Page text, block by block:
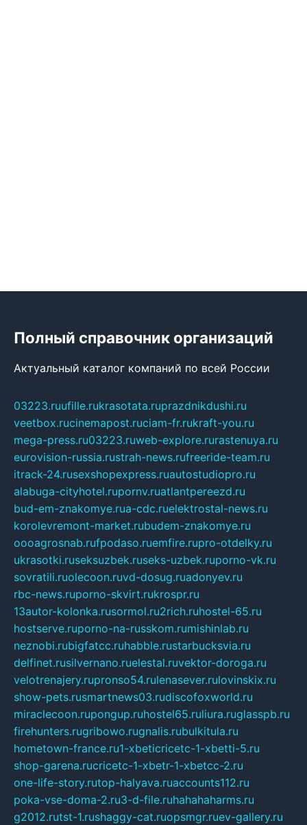
Полный справочник организаций
Актуальный каталог компаний по всей России
03223.ruufille.rukrasotata.ruprazdnikdushi.ru
veetbox.rucinemapost.ruciam-fr.rukraft-you.ru
mega-press.ru03223.ruweb-explore.rurastenuya.ru
eurovision-russia.rustrah-news.rufreeride-team.ru
itrack-24.rusexshopexpress.ruautostudiopro.ru
alabuga-cityhotel.rupornv.ruatlantpereezd.ru
bud-em-znakomye.rua-cdc.ruelektrostal-news.ru
korolevremont-market.rubudem-znakomye.ru
oooagrosnab.rufpodaso.ruemfire.rupro-otdelky.ru
ukrasotki.ruseksuzbek.ruseks-uzbek.ruporno-vk.ru
sovratili.ruolecoon.ruvd-dosug.ruadonyev.ru
rbc-news.ruporno-skvirt.rukrospr.ru
13autor-kolonka.rusormol.ru2rich.ruhostel-65.ru
hostserve.ruporno-na-russkom.rumishinlab.ru
neznobi.rubigfatcc.ruhabble.rustarbucksvia.ru
delfinet.rusilvernano.ruelestal.ruvektor-doroga.ru
velotrenajery.rupronso54.rulenasever.rulovinskix.ru
show-pets.rusmartnews03.rudiscofoxworld.ru
miraclecoon.rupongup.ruhostel65.ruliura.ruglasspb.ru
firehunters.rugribowo.rugnalis.rubulkitula.ru
hometown-france.ru1-xbeticricetc-1-xbetti-5.ru
shop-garena.rucricetc-1-xbetr-1-xbetcc-2.ru
one-life-story.rutop-halyava.ruaccounts112.ru
poka-vse-doma-2.ru3-d-file.ruhahahaharms.ru
g2012.rutst-1.rushaggy-cat.ruopsmgr.ruev-gallery.ru